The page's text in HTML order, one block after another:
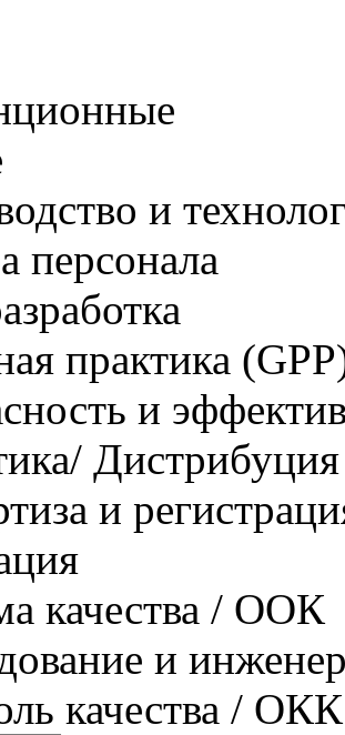
и
персонала
практика
и
и
качества / ООК
и
качества / ОКК